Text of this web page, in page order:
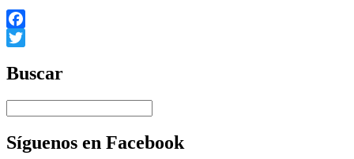
Facebook
Buscar
Síguenos en Facebook